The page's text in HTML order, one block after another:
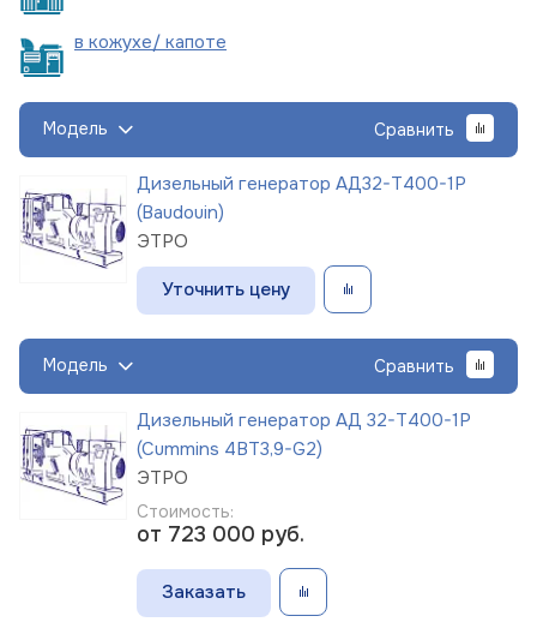
в кожухе/ капоте
Модель Сравнить
Дизельный генератор АД32-Т400-1Р
(Baudouin)
ЭТРО
Уточнить цену
Модель Сравнить
Дизельный генератор АД 32-Т400-1Р
(Cummins 4BT3,9-G2)
ЭТРО
Стоимость:
от 723 000 руб.
Заказать